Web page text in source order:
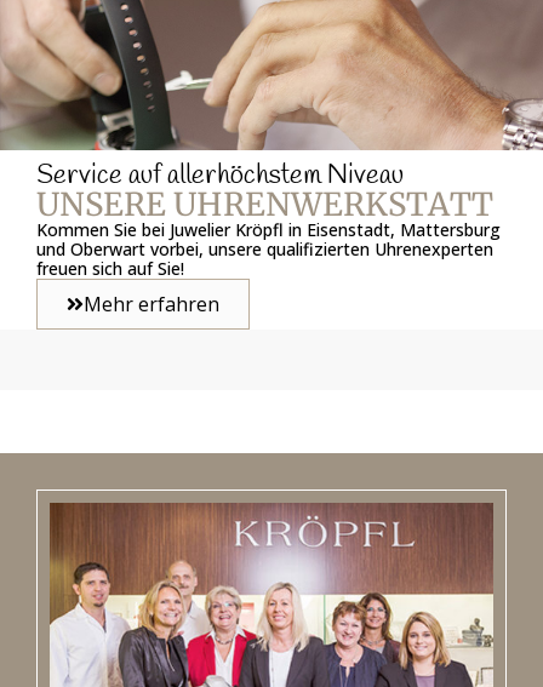
Service auf allerhöchstem Niveau
UNSERE UHRENWERKSTATT
Kommen Sie bei Juwelier Kröpfl in Eisenstadt, Mattersburg
und Oberwart vorbei, unsere qualifizierten Uhrenexperten
freuen sich auf Sie!
Mehr erfahren